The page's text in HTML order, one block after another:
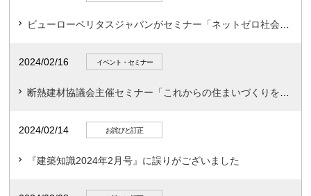
2024/02/16 イベント・セミナー
2024/02/14 お詫びと訂正
『建築知識2024年2月号』に誤りがございました